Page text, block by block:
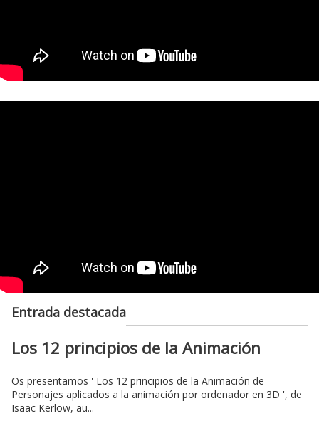
Entrada destacada
Los 12 principios de la Animación
Os presentamos ' Los 12 principios de la Animación de
Personajes aplicados a la animación por ordenador en 3D ', de
Isaac Kerlow, au...